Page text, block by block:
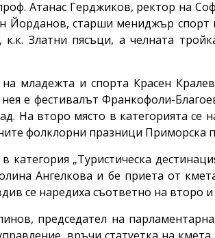
Атанас Герджиков, ректор на
Йорданов, старши мениджър
к.к. Златни пясъци, а челната
младежта и спорта Красен Кралев
е фестивалът Франкофоли-
На второ място в категорията се
фолклорни празници Приморска
категория „Туристическа
Ангелкова и бе приета от
се наредиха съответно на второ и
председател на